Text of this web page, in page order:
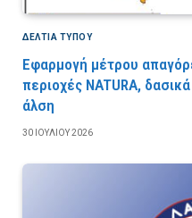
ΔΕΛΤΙΑ ΤΥΠΟΥ
Εφαρμογή μέτρου
περιοχές NATURA,
άλση
30 ΙΟΥΛΊΟΥ 2026